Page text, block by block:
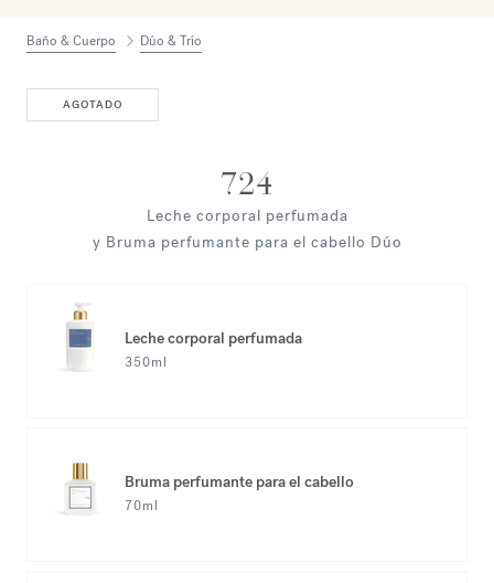
Baño & Cuerpo Dúo & Trío
AGOTADO
724
Leche corporal perfumada
y Bruma perfumante para el cabello Dúo
Leche corporal perfumada
350ml
Bruma perfumante para el cabello
70ml